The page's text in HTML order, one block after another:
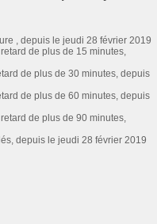
, depuis le jeudi 28 février 2019
de plus de 15 minutes,
de plus de 30 minutes, depuis
de plus de 60 minutes, depuis
de plus de 90 minutes,
depuis le jeudi 28 février 2019